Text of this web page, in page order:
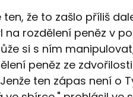
že to zašlo příliš
na rozdělení peněz v
si s ním
peněz ze
ten zápas není o